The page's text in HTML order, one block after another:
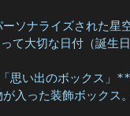
ナライズされた
て大切な日付（誕生
い出のボックス
入った装飾ボックス